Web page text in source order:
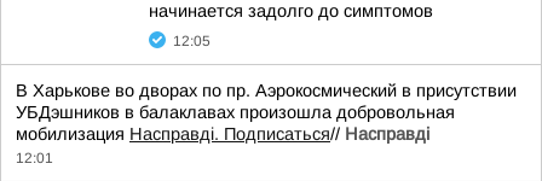
начинается задолго до симптомов
12:05
В Харькове во дворах по пр. Аэрокосмический в присутствии
УБДэшников в балаклавах произошла добровольная
мобилизация Насправді. Подписаться// Насправдi
12:01